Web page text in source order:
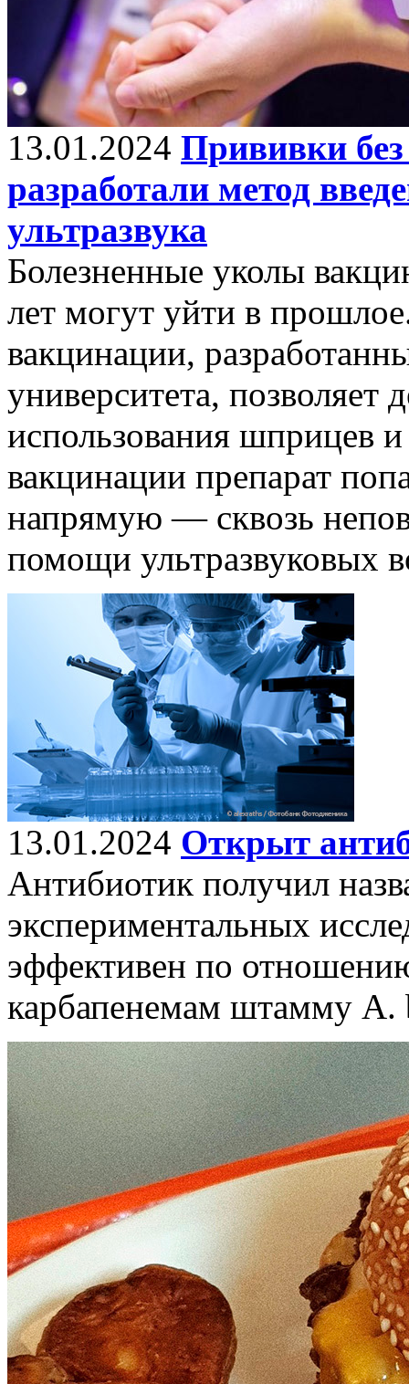
13.01.2024 Прививки
разработали метод
ультразвука
Болезненные уколы
лет могут уйти в
вакцинации,
университета, позволяет
использования шприцев
вакцинации препарат
напрямую — сквозь
помощи ультразвуковых
13.01.2024 Открыт
Антибиотик получил
экспериментальных
эффективен по
карбапенемам штамму